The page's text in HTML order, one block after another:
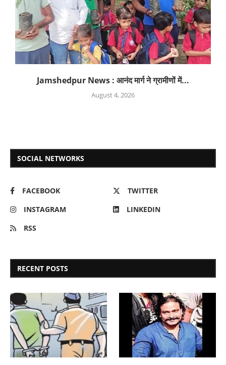
Jamshedpur News : आनंद मार्ग ने ग्रामीणों में...
August 4, 2026
SOCIAL NETWORKS
FACEBOOK
TWITTER
INSTAGRAM
LINKEDIN
RSS
RECENT POSTS